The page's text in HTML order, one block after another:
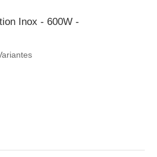
Inox - 600W -